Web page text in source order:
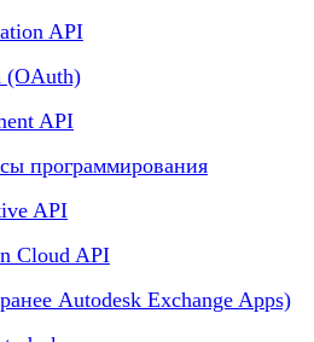
API
(OAuth)
API
программирования
API
Cloud API
Autodesk Exchange Apps)